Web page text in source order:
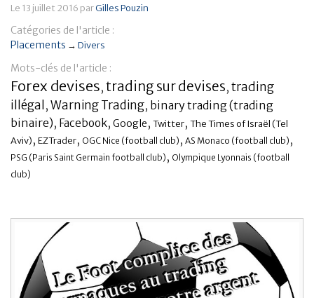
Le 13 juillet 2016 parGilles Pouzin
Catégories de l'article :
Placements → Divers
Mots-clés de l'article :
Forex devises, trading sur devises, trading
illégal , Warning Trading, binary trading (trading
binaire), Facebook, Google, Twitter, The Times of Israël (Tel
Aviv), EZTrader, OGC Nice (football club) , AS Monaco (football club) ,
PSG (Paris Saint Germain football club) , Olympique Lyonnais (football
club)